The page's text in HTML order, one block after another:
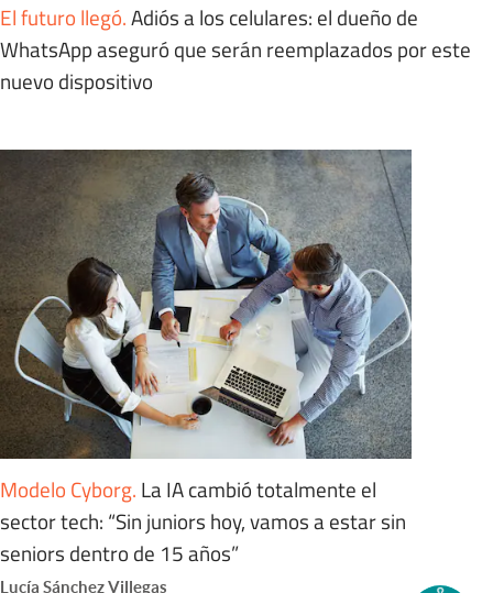
El futuro llegó.Adiós a los celulares: el dueño de
WhatsApp aseguró que serán reemplazados por este
nuevo dispositivo
Modelo Cyborg. La IA cambió totalmente el
sector tech: “Sin juniors hoy, vamos a estar sin
seniors dentro de 15 años”
Lucía Sánchez Villegas